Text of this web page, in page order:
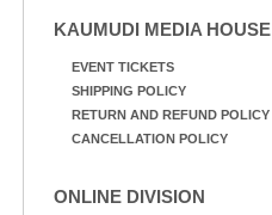
KAUMUDI MEDIA HOUSE
EVENT TICKETS
SHIPPING POLICY
RETURN AND REFUND POLICY
CANCELLATION POLICY
ONLINE DIVISION